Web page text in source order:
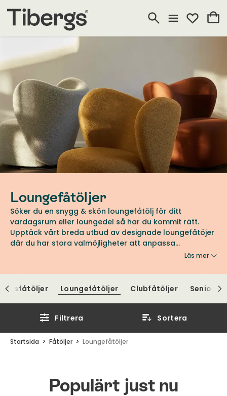
Loungefåtöljer
Söker du en snygg & skön loungefåtölj för ditt
vardagsrum eller loungedel så har du kommit rätt.
Upptäck vårt breda utbud av designade loungefåtöjer
där du har stora valmöjligheter att anpassa
loungefåtöljen efter egna önskemål vad gäller
många olika utföranden i tyg, skinn eller fårskinn.
Läs mer
Loungefåtöljer Clubfåtöljer
Filtrera Sortera
Startsida Fåtöljer Loungefåtöljer
Populärt just nu